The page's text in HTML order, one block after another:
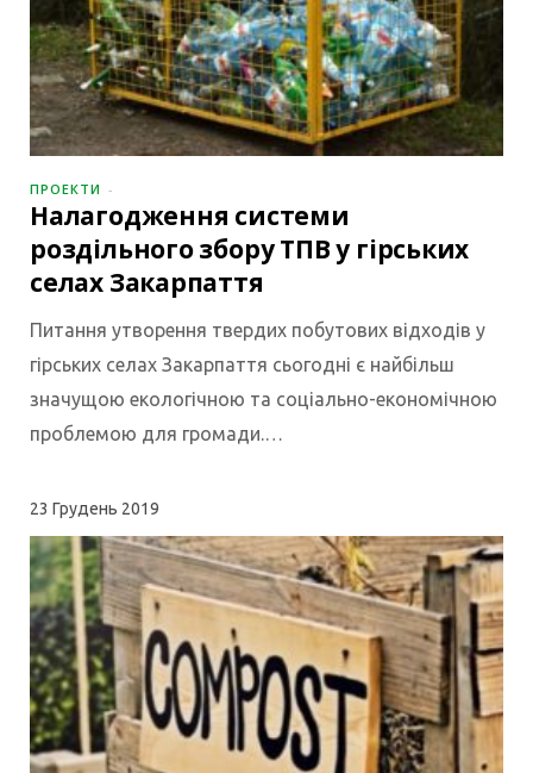
ПРОЕКТИ
Налагодження системи
роздільного збору ТПВ у гірських
селах Закарпаття
Питання утворення твердих побутових відходів у
гірських селах Закарпаття сьогодні є найбільш
значущою екологічною та соціально-економічною
проблемою для громади.…
23 Грудень 2019